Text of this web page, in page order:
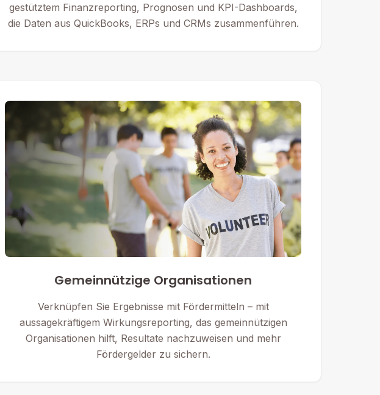
gestütztem Finanzreporting, Prognosen und KPI-Dashboards,
die Daten aus QuickBooks, ERPs und CRMs zusammenführen.
Gemeinnützige Organisationen
Verknüpfen Sie Ergebnisse mit Fördermitteln – mit
aussagekräftigem Wirkungsreporting, das gemeinnützigen
Organisationen hilft, Resultate nachzuweisen und mehr
Fördergelder zu sichern.